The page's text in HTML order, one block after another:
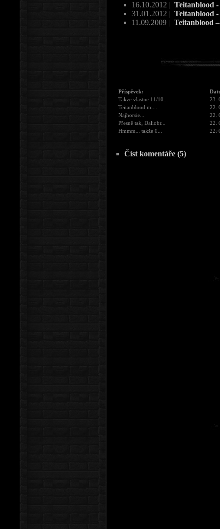
16.10.2012 | Teitanblood
31.01.2012 | Teitanblood
11.09.2009 | Teitanblood
Příspěvek:
Takze vlastne 11/10...
23.
Teitanblood mi...
22.
Najhorsie...
22.
Přesně tak, Daliobr...
22.
Hmmm... takže 0...
22.
Číst komentáře (5)